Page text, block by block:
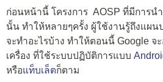
ก่อนหน้านี้ โครงการ AOSP ที่มีการนำ
นั้น ทำให้หลายๆครั้ง ผู้ใช้งานรู้ถึงแผน
จะทำอะไรบ้าง ทำให้ตอนนี้ Google จ
เครื่อง ที่ใช้ระบบปฏิบัติการแบบ
หรือแท็บเล็ตก็ตาม